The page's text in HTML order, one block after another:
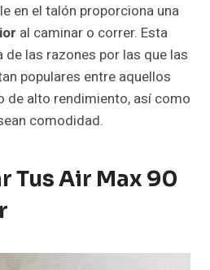
en el talón proporciona una
al caminar o correr. Esta
las razones por las que las
populares entre aquellos
de alto rendimiento, así como
comodidad.
Tus Air Max 90